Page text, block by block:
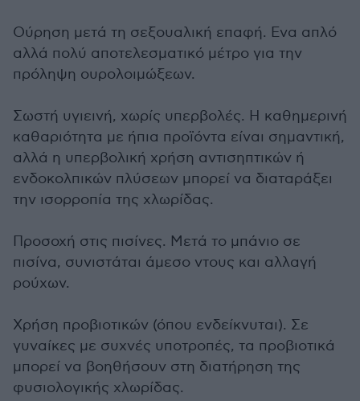
Ούρηση μετά τη σεξουαλική επαφή. Ενα απλό
αλλά πολύ αποτελεσματικό μέτρο για την
πρόληψη ουρολοιμώξεων.
Σωστή υγιεινή, χωρίς υπερβολές. Η καθημερινή
καθαριότητα με ήπια προϊόντα είναι σημαντική,
αλλά η υπερβολική χρήση αντισηπτικών ή
ενδοκολπικών πλύσεων μπορεί να διαταράξει
την ισορροπία της χλωρίδας.
Προσοχή στις πισίνες. Μετά το μπάνιο σε
πισίνα, συνιστάται άμεσο ντους και αλλαγή
ρούχων.
Χρήση προβιοτικών (όπου ενδείκνυται). Σε
γυναίκες με συχνές υποτροπές, τα προβιοτικά
μπορεί να βοηθήσουν στη διατήρηση της
φυσιολογικής χλωρίδας.